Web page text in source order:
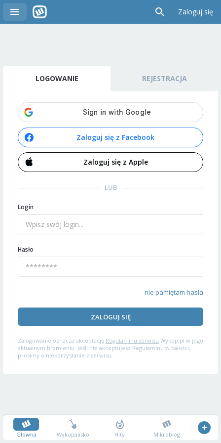
Zaloguj się
LOGOWANIE REJESTRACJA
Zaloguj się z Facebook
Zaloguj się z Apple
LUB
Login
Hasło
nie pamiętam hasła
ZALOGUJ SIĘ
Zalogowanie oznacza akceptację Regulaminu serwisu Wykop.pl w jego
aktualnym brzmieniu. Jeśli nie akceptujesz Regulaminu w całości,
prosimy o niekorzystanie z serwisu.
Główna Wykopalisko Hity Mikroblog